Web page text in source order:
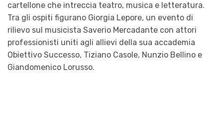
cartellone che intreccia teatro, musica e letteratura.
Tra gli ospiti figurano Giorgia Lepore, un evento di
rilievo sul musicista Saverio Mercadante con attori
professionisti uniti agli allievi della sua accademia
Obiettivo Successo, Tiziano Casole, Nunzio Bellino e
Giandomenico Lorusso.